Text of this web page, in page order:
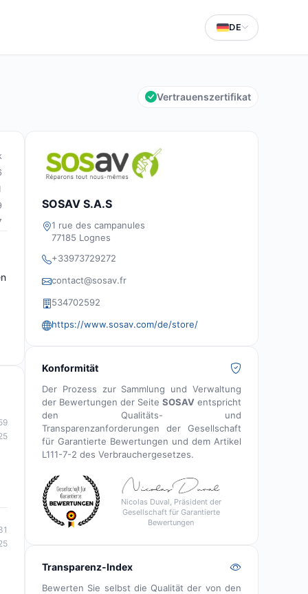
DE
Vertrauenszertifikat
SOSAV S.A.S
1 rue des campanules
77185 Lognes
+33973729272
contact@sosav.fr
534702592
https://www.sosav.com/de/store/
Konformität
Der Prozess zur Sammlung und Verwaltung
der Bewertungen der Seite SOSAV entspricht
den Qualitäts- und
Transparenzanforderungen der Gesellschaft
für Garantierte Bewertungen und dem Artikel
L111-7-2 des Verbrauchergesetzes.
Nicolas Duval, Präsident der
Gesellschaft für Garantierte
Bewertungen
Transparenz-Index
Bewerten Sie selbst die Qualität der von den